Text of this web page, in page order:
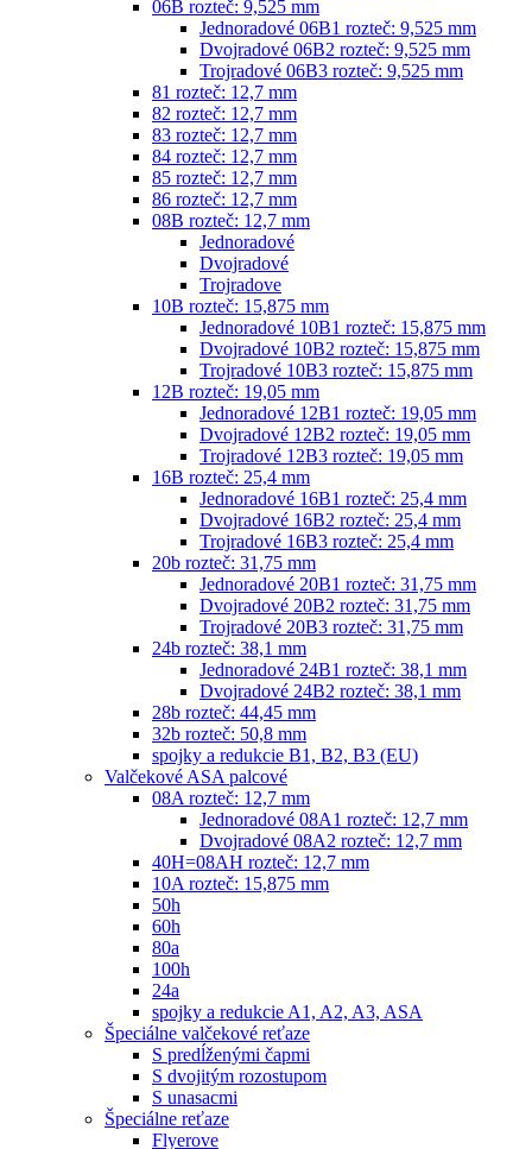
06B rozteč: 9,525 mm
Jednoradové 06B1 rozteč: 9,525 mm
Dvojradové 06B2 rozteč: 9,525 mm
Trojradové 06B3 rozteč: 9,525 mm
81 rozteč: 12,7 mm
82 rozteč: 12,7 mm
83 rozteč: 12,7 mm
84 rozteč: 12,7 mm
85 rozteč: 12,7 mm
86 rozteč: 12,7 mm
08B rozteč: 12,7 mm
Jednoradové
Dvojradové
Trojradove
10B rozteč: 15,875 mm
Jednoradové 10B1 rozteč: 15,875 mm
Dvojradové 10B2 rozteč: 15,875 mm
Trojradové 10B3 rozteč: 15,875 mm
12B rozteč: 19,05 mm
Jednoradové 12B1 rozteč: 19,05 mm
Dvojradové 12B2 rozteč: 19,05 mm
Trojradové 12B3 rozteč: 19,05 mm
16B rozteč: 25,4 mm
Jednoradové 16B1 rozteč: 25,4 mm
Dvojradové 16B2 rozteč: 25,4 mm
Trojradové 16B3 rozteč: 25,4 mm
20b rozteč: 31,75 mm
Jednoradové 20B1 rozteč: 31,75 mm
Dvojradové 20B2 rozteč: 31,75 mm
Trojradové 20B3 rozteč: 31,75 mm
24b rozteč: 38,1 mm
Jednoradové 24B1 rozteč: 38,1 mm
Dvojradové 24B2 rozteč: 38,1 mm
28b rozteč: 44,45 mm
32b rozteč: 50,8 mm
spojky a redukcie B1, B2, B3 (EU)
Valčekové ASA palcové
08A rozteč: 12,7 mm
Jednoradové 08A1 rozteč: 12,7 mm
Dvojradové 08A2 rozteč: 12,7 mm
40H=08AH rozteč: 12,7 mm
10A rozteč: 15,875 mm
50h
60h
80a
100h
24a
spojky a redukcie A1, A2, A3, ASA
Špeciálne valčekové reťaze
S predĺženými čapmi
S dvojitým rozostupom
S unasacmi
Špeciálne reťaze
Flyerove